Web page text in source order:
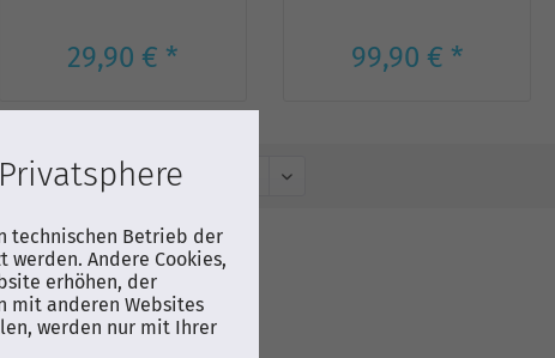
technischen Betrieb der
Andere Cookies,
erhöhen, der
mit anderen Websites
werden nur mit Ihrer
29,90 € * 99,90 € *